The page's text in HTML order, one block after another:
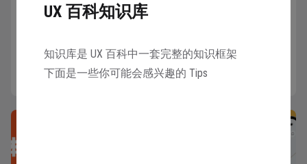
新事物的推出可以模拟现实中的东西，让用户更好理
现在我们手机中的计算器软件设计界面，基本上跟我们
UX 百科知识库
知识库是 UX 百科中一套完整的知识框架
下面是一些你可能会感兴趣的 Tips